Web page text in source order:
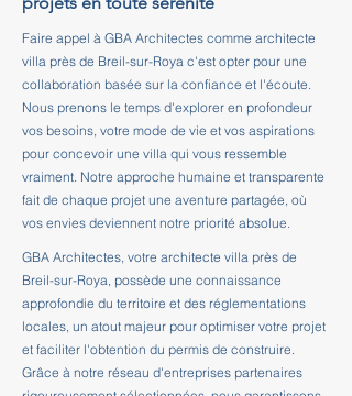
Faire appel à GBA Architectes comme architecte
villa près de Breil-sur-Roya c'est opter pour une
collaboration basée sur la confiance et l'écoute.
Nous prenons le temps d'explorer en profondeur
vos besoins, votre mode de vie et vos aspirations
pour concevoir une villa qui vous ressemble
vraiment. Notre approche humaine et transparente
fait de chaque projet une aventure partagée, où
vos envies deviennent notre priorité absolue.
GBA Architectes, votre architecte villa près de
Breil-sur-Roya, possède une connaissance
approfondie du territoire et des réglementations
locales, un atout majeur pour optimiser votre projet
et faciliter l'obtention du permis de construire.
Grâce à notre réseau d'entreprises partenaires